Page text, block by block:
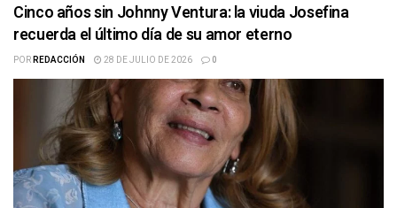
Cinco años sin Johnny Ventura: la viuda Josefina
recuerda el último día de su amor eterno
PORREDACCIÓN 28 DE JULIO DE 2026 0